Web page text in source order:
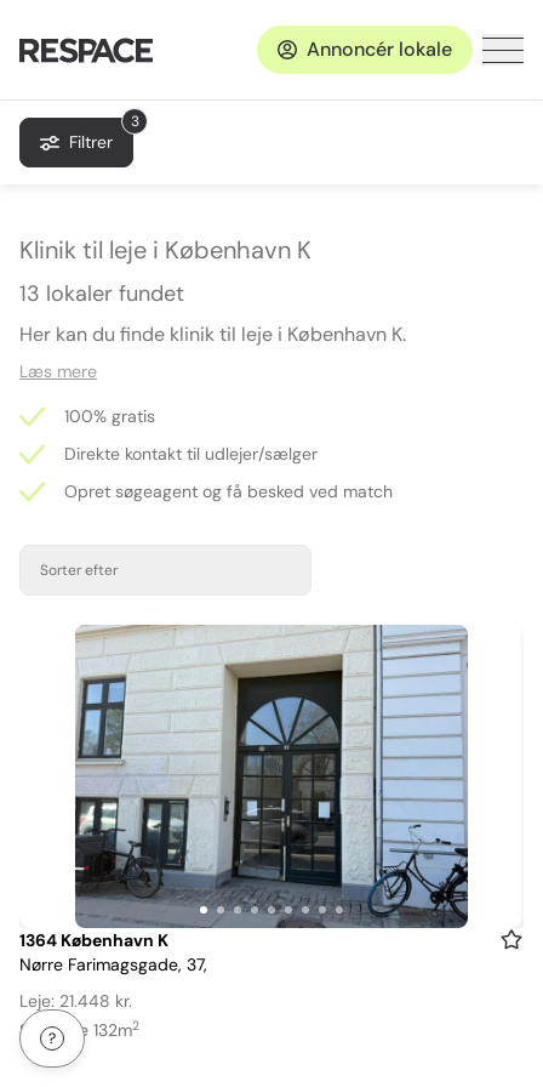
Annoncér lokale
3
Filtrer
Klinik til leje i København K
13 lokaler fundet
Her kan du finde klinik til leje i København K.
Læs mere
100% gratis
Direkte kontakt til udlejer/sælger
Opret søgeagent og få besked ved match
Sorter efter
Item
1
of
9
1364 København K
Nørre Farimagsgade, 37,
Leje: 21.448 kr.
Størrelse 132m2